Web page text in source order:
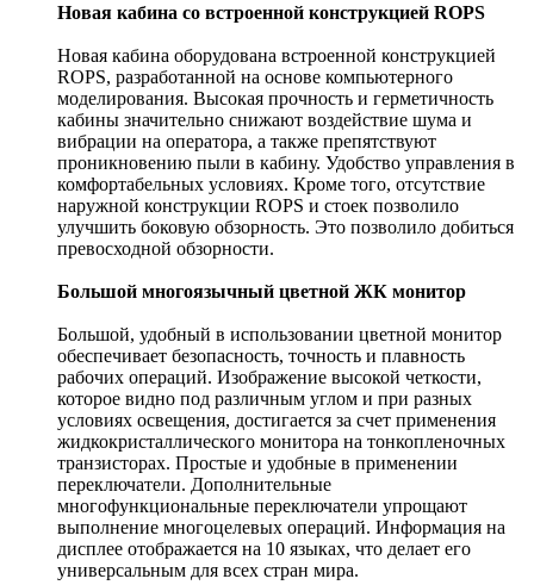
Новая кабина со встроенной конструкцией ROPS
Новая кабина оборудована встроенной конструкцией
ROPS, разработанной на основе компьютерного
моделирования. Высокая прочность и герметичность
кабины значительно снижают воздействие шума и
вибрации на оператора, а также препятствуют
проникновению пыли в кабину. Удобство управления в
комфортабельных условиях. Кроме того, отсутствие
наружной конструкции ROPS и стоек позволило
улучшить боковую обзорность. Это позволило добиться
превосходной обзорности.
Большой многоязычный цветной ЖК монитор
Большой, удобный в использовании цветной монитор
обеспечивает безопасность, точность и плавность
рабочих операций. Изображение высокой четкости,
которое видно под различным углом и при разных
условиях освещения, достигается за счет применения
жидкокристаллического монитора на тонкопленочных
транзисторах. Простые и удобные в применении
переключатели. Дополнительные
многофункциональные переключатели упрощают
выполнение многоцелевых операций. Информация на
дисплее отображается на 10 языках, что делает его
универсальным для всех стран мира.